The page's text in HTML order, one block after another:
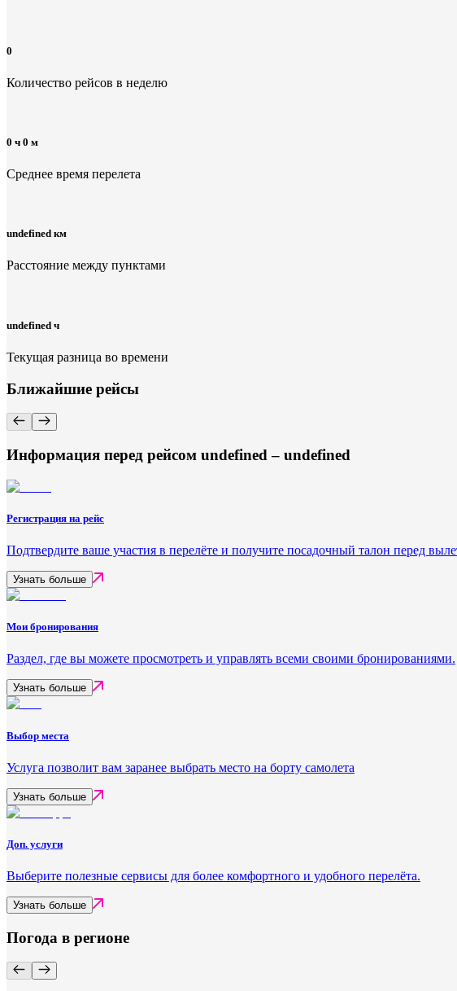
0
Количество рейсов в неделю
0 ч 0 м
Среднее время перелета
undefined км
Расстояние между пунктами
undefined ч
Текущая разница во времени
Ближайшие рейсы
Информация перед рейсом undefined – undefined
Регистрация на рейс
Подтвердите ваше участия в перелёте и получите посадочный талон перед
Узнать больше
Мои бронирования
Раздел, где вы можете просмотреть и управлять всеми своими бронированиями.
Узнать больше
Выбор места
Услуга позволит вам заранее выбрать место на борту самолета
Узнать больше
Доп. услуги
Выберите полезные сервисы для более комфортного и удобного перелёта.
Узнать больше
Погода в регионе